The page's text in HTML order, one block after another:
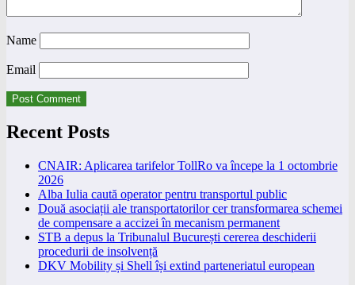
Name
Email
Recent Posts
CNAIR: Aplicarea tarifelor TollRo va începe la 1 octombrie
2026
Alba Iulia caută operator pentru transportul public
Două asociații ale transportatorilor cer transformarea schemei
de compensare a accizei în mecanism permanent
STB a depus la Tribunalul București cererea deschiderii
procedurii de insolvență
DKV Mobility și Shell își extind parteneriatul european